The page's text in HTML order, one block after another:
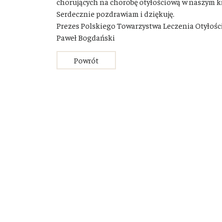
Serdecznie pozdrawiam i dziękuję.
Prezes Polskiego Towarzystwa Leczenia
Paweł Bogdański
Powrót